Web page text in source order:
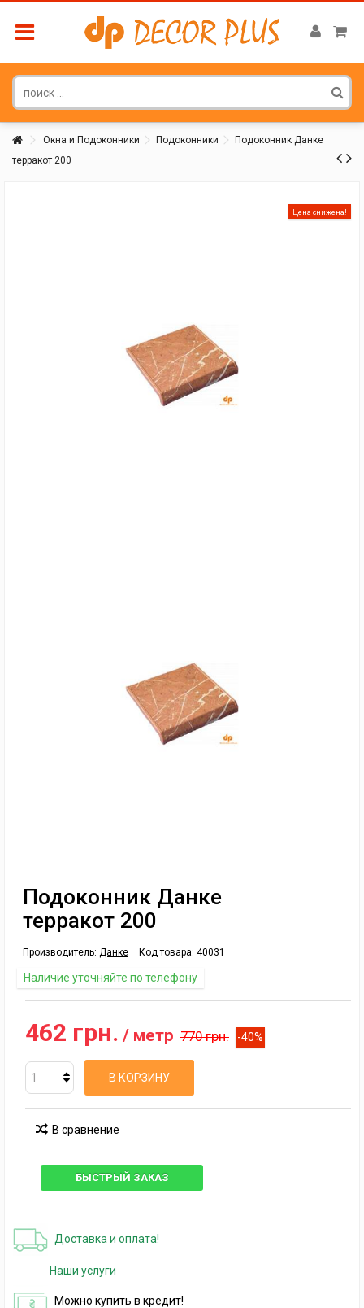
Окна и Подоконники Подоконники
Подоконник Данке
терракот 200
Цена снижена!
Подоконник Данке
терракот 200
Производитель: Данке Код товара: 40031
Наличие уточняйте по телефону
462 грн. / метр 770 грн. -40%
В КОРЗИНУ
В сравнение
БЫСТРЫЙ ЗАКАЗ
Доставка и оплата!
Наши услуги
Можно купить в кредит!